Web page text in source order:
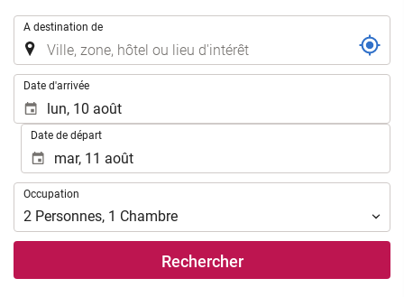
A destination de
Date d'arrivée
Date de départ
Occupation
Occupation
2 Personnes, 1 Chambre
Rechercher